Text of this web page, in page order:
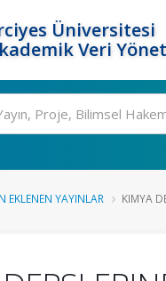
Üniversitesi
Veri
EKLENEN YAYINLAR KIMYA